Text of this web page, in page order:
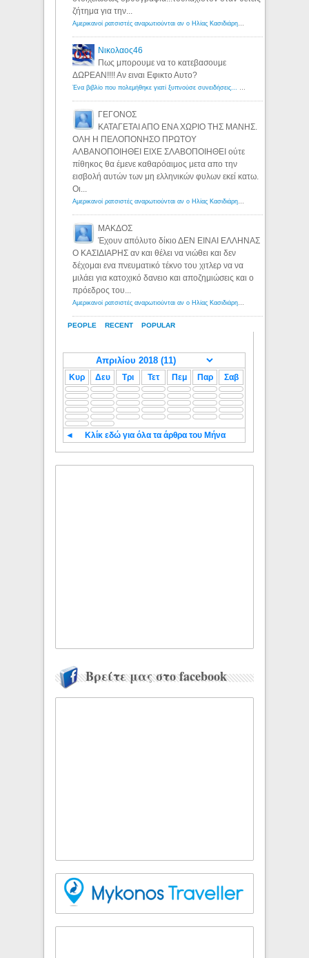
PEOPLE RECENT POPULAR
ζήτημα για την...
Αμερικανοί ρατσιστές αναρωτιούνται αν ο Ηλίας Κασιδιάρης ανήκει στη λευκή φυλή... - Λόγιος Ερμής
Νικολαος46
Πως μπορουμε να το κατεβασουμε
ΔΩΡΕΑΝ!!!! Αν ειναι Εφικτο Αυτο?
Ένα βιβλίο που πολεμήθηκε γιατί ξυπνούσε συνειδήσεις... - Λόγιος Ερμής | Η γνώση ξεκινάει με την αναζήτηση...
ΓΕΓΟΝΟΣ
ΚΑΤΑΓΕΤΑΙ ΑΠΟ ΕΝΑ ΧΩΡΙΟ ΤΗΣ ΜΑΝΗΣ.
ΟΛΗ Η ΠΕΛΟΠΟΝΗΣΟ ΠΡΩΤΟΥ
ΑΛΒΑΝΟΠΟΙΗΘΕΙ ΕΙΧΕ ΣΛΑΒΟΠΟΙΗΘΕΙ ούτε
πίθηκος θα έμενε καθαρόαιμος μετα απο την
εισβολή αυτών των μη ελληνικών φυλων εκεί κατω.
Οι...
Αμερικανοί ρατσιστές αναρωτιούνται αν ο Ηλίας Κασιδιάρης ανήκει στη λευκή φυλή... - Λόγιος Ερμής
ΜΑΚΔΟΣ
Έχουν απόλυτο δίκιο ΔΕΝ ΕΙΝΑΙ ΕΛΛΗΝΑΣ
Ο ΚΑΣΙΔΙΑΡΗΣ αν και θέλει να νιώθει και δεν
δέχομαι ενα πνευματικό τέκνο του χιτλερ να να
μιλάει για κατοχικό δανειο και αποζημιώσεις και ο
πρόεδρος του...
Αμερικανοί ρατσιστές αναρωτιούνται αν ο Ηλίας Κασιδιάρης ανήκει στη λευκή φυλή... - Λόγιος Ερμής
Κυρ Δευ Τρι Τετ Πεμ Παρ Σαβ
◄ Κλίκ εδώ για όλα τα άρθρα του Μήνα
Βρείτε μας στο facebook